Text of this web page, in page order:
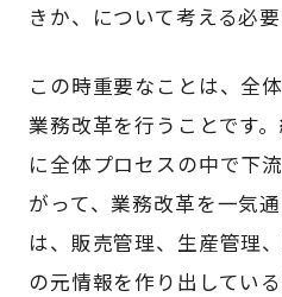
きか、について考える必要
この時重要なことは、全
業務改革を行うことです
に全体プロセスの中で下
がって、業務改革を一気
は、販売管理、生産管理
の元情報を作り出してい